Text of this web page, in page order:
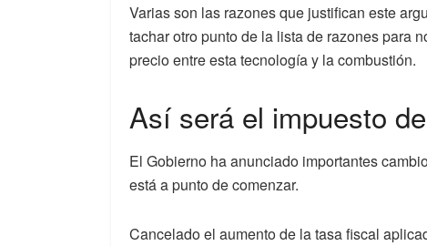
Varias son las razones que justifican este
tachar otro punto de la lista de razones para
precio entre esta tecnología y la combustión.
Así será el impuesto
El Gobierno ha anunciado importantes
está a punto de comenzar.
Cancelado el aumento de la tasa fiscal